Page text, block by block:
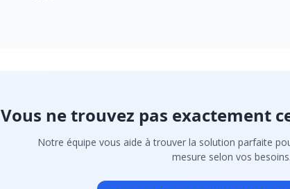
Vous ne trouvez pas exactement
Notre équipe vous aide à trouver la solution parfaite
mesure selon vos besoins.